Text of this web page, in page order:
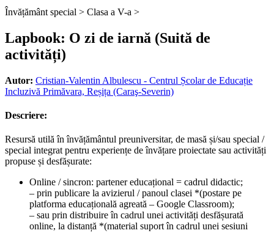
Învățământ special > Clasa a V-a >
Lapbook: O zi de iarnă (Suită de
activități)
Autor: Cristian-Valentin Albulescu - Centrul Școlar de Educație
Incluzivă Primăvara, Reșița (Caraş-Severin)
Descriere:
Resursă utilă în învățământul preuniversitar, de masă și/sau special /
special integrat pentru experiențe de învățare proiectate sau activități
propuse și desfășurate:
Online / sincron: partener educațional = cadrul didactic;
– prin publicare la avizierul / panoul clasei *(postare pe
platforma educațională agreată – Google Classroom);
– sau prin distribuire în cadrul unei activități desfășurată
online, la distanță *(material suport în cadrul unei sesiuni